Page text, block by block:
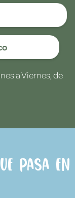
a Viernes, de
pasa en